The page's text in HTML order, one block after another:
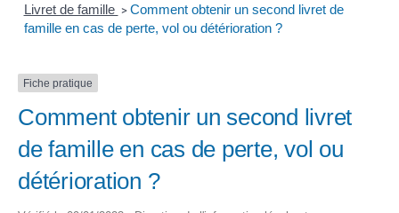
Livret de famille > Comment obtenir un second livret de
famille en cas de perte, vol ou détérioration ?
Fiche pratique
Comment obtenir un second livret
de famille en cas de perte, vol ou
détérioration ?